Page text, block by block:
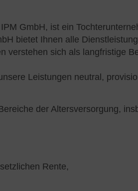
GmbH, ist ein
bietet Ihnen alle
verstehen sich als langfristige
Leistungen neutral,
der Altersversorgung,
Rente,